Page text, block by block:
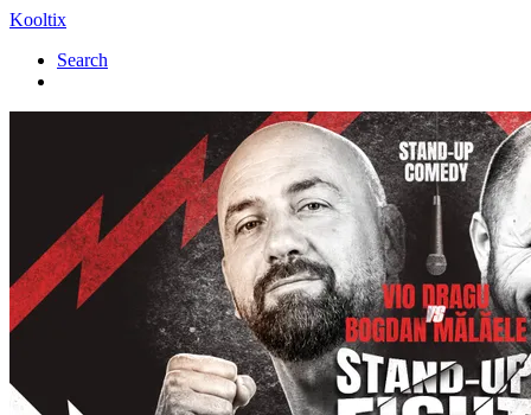
Kooltix
Search